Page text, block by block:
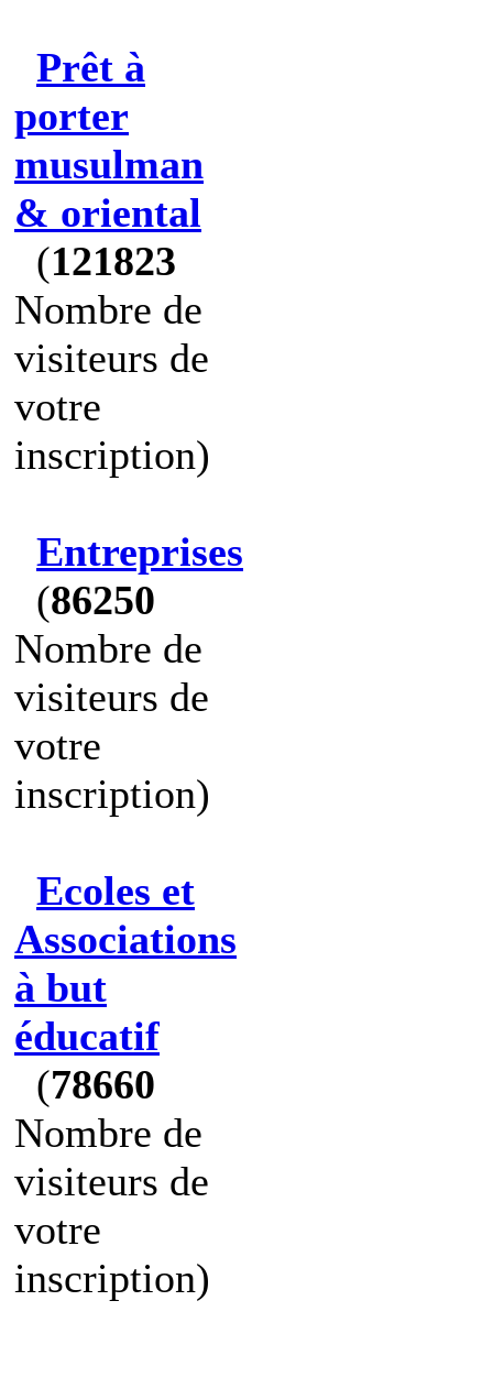
Prêt à
porter
musulman
& oriental
(121823
Nombre de
visiteurs de
votre
inscription)
Entreprises
(86250
Nombre de
visiteurs de
votre
inscription)
Ecoles et
Associations
à but
éducatif
(78660
Nombre de
visiteurs de
votre
inscription)